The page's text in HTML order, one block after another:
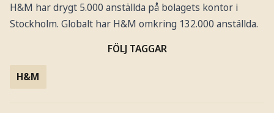
H&M har drygt 5.000 anställda på bolagets kontor i
Stockholm. Globalt har H&M omkring 132.000 anställda.
FÖLJ TAGGAR
H&M